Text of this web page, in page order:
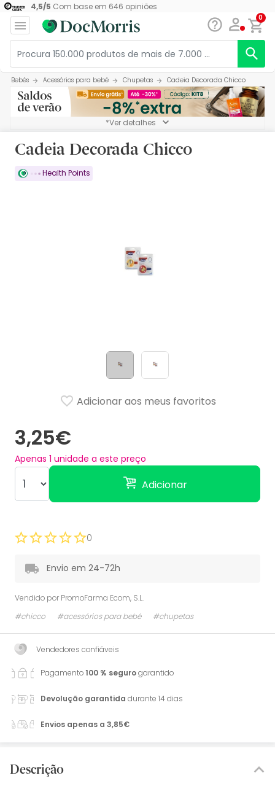
4,5/5 Com base em 646 opiniões
0
Bebés Acessórios para bebé Chupetas Cadeia Decorada Chicco
*Ver detalhes
Cadeia Decorada Chicco
Health Points
3,25€
Apenas 1 unidade a este preço
Adicionar
Adicionar aos meus favoritos
0
Envio em 24-72h
Vendido por PromoFarma Ecom, S.L.
#chicco
#acessórios para bebé #chupetas
Vendedores confiáveis
Pagamento100 % segurogarantido
Devolução garantida durante 14 dias
Envios apenas a 3,85€
Descrição